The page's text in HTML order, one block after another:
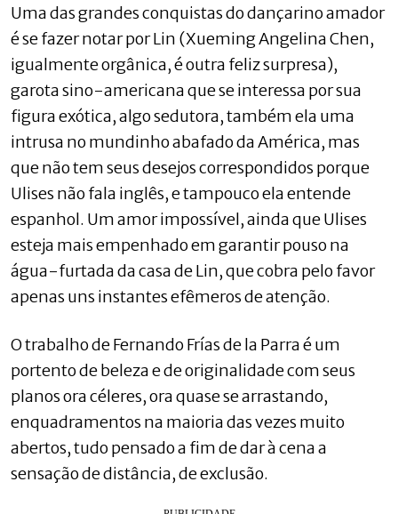
Uma das grandes conquistas do dançarino amador
é se fazer notar por Lin (Xueming Angelina Chen,
igualmente orgânica, é outra feliz surpresa),
garota sino-americana que se interessa por sua
figura exótica, algo sedutora, também ela uma
intrusa no mundinho abafado da América, mas
que não tem seus desejos correspondidos porque
Ulises não fala inglês, e tampouco ela entende
espanhol. Um amor impossível, ainda que Ulises
esteja mais empenhado em garantir pouso na
água-furtada da casa de Lin, que cobra pelo favor
apenas uns instantes efêmeros de atenção.
O trabalho de Fernando Frías de la Parra é um
portento de beleza e de originalidade com seus
planos ora céleres, ora quase se arrastando,
enquadramentos na maioria das vezes muito
abertos, tudo pensado a fim de dar à cena a
sensação de distância, de exclusão.